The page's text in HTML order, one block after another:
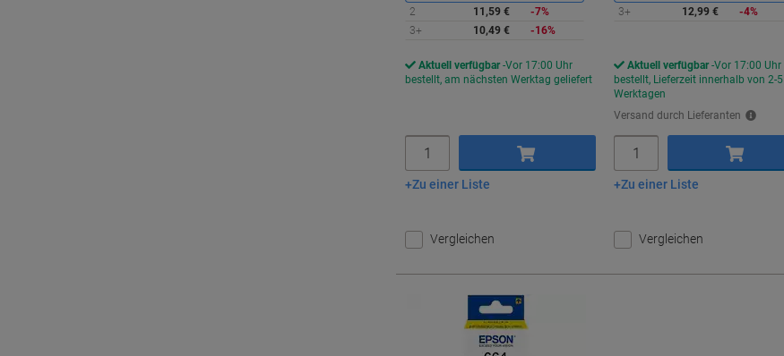
2
11,59 €
-7%
3+
10,49 € -16%
Aktuell verfügbar Vor 17:00 Uhr
bestellt, am nächsten Werktag geliefert
In den Warenkorb
Zu einer Liste
Vergleichen
3+
12,99 € -4%
Aktuell verfügbar Vor 17:00 Uhr
bestellt, Lieferzeit innerhalb von 2-5
Werktagen
Versand durch Lieferanten
In den Warenkorb
Zu einer Liste
Vergleichen